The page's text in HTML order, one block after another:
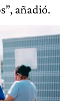
añadió.